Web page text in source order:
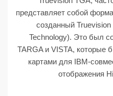
представляет собой
созданный
Technology). Это был
TARGA и VISTA, которые
картами для IBM-
отображения